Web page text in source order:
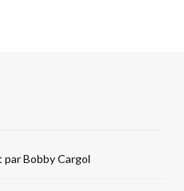
Bobby Cargol